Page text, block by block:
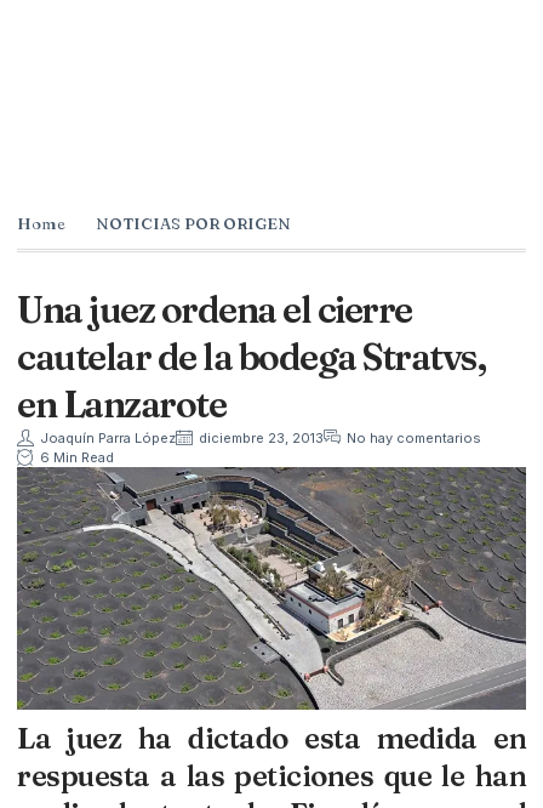
Home NOTICIAS POR ORIGEN
Una juez ordena el cierre
cautelar de la bodega Stratvs,
en Lanzarote
Joaquín Parra López diciembre 23, 2013
No hay comentarios
6 Min Read
La juez ha dictado esta medida en
respuesta a las peticiones que le han